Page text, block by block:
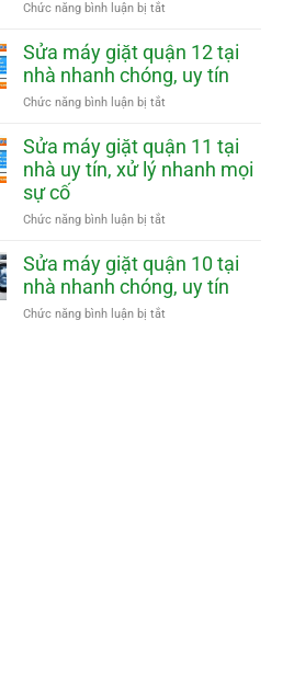
tại
nhà
uy
mặt
nhanh
Chức năng bình luận bị tắt
máy
giặt
Gò
nhà
nhanh
chóng,
Sửa máy giặt quận 12 tại
nhà nhanh chóng, uy tín
Chức năng bình luận bị tắt
máy
giặt
quận
chóng,
uy
Sửa máy giặt quận 11 tại
nhà uy tín, xử lý nhanh mọi
sự cố
Chức năng bình luận bị tắt
máy
giặt
quận
Sửa máy giặt quận 10 tại
nhà nhanh chóng, uy tín
Chức năng bình luận bị tắt